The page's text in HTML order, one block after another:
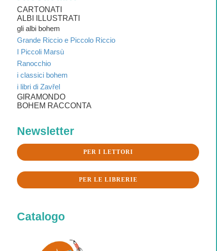
CARTONATI
ALBI ILLUSTRATI
gli albi bohem
Grande Riccio e Piccolo Riccio
I Piccoli Marsù
Ranocchio
i classici bohem
i libri di Zavřel
GIRAMONDO
BOHEM RACCONTA
Newsletter
PER I LETTORI
PER LE LIBRERIE
Catalogo